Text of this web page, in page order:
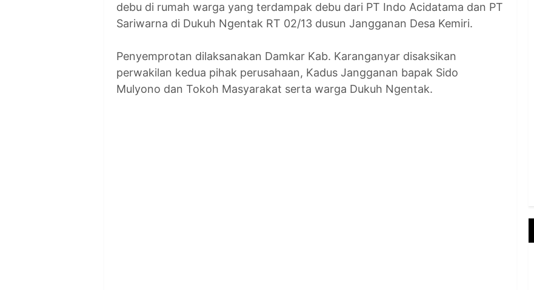
debu di rumah warga yang terdampak debu dari PT Indo Acidatama dan PT
Sariwarna di Dukuh Ngentak RT 02/13 dusun Jangganan Desa Kemiri.
Penyemprotan dilaksanakan Damkar Kab. Karanganyar disaksikan
perwakilan kedua pihak perusahaan, Kadus Jangganan bapak Sido
Mulyono dan Tokoh Masyarakat serta warga Dukuh Ngentak.